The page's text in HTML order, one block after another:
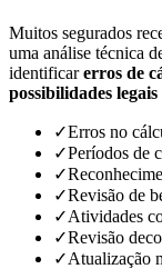
Muitos segurados
uma análise técnica
identificarerros de
possibilidades
✓Erros no
✓Períodos de
✓
✓Revisão de
✓Atividades
✓Revisão
✓Atualização